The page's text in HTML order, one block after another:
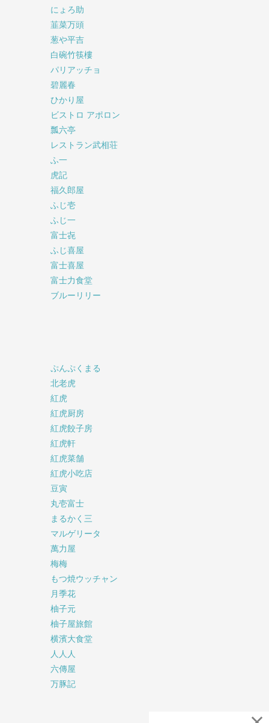
にょろ助
韮菜万頭
葱や平吉
白碗竹筷樓
パリアッチョ
碧麗春
ひかり屋
ビストロ アポロン
瓢六亭
レストラン武相荘
ふ一
虎記
福久郎屋
ふじ壱
ふじ一
富士㐂
ふじ喜屋
富士喜屋
富士力食堂
ブルーリリー
ぷんぷくまる
北老虎
紅虎
紅虎厨房
紅虎餃子房
紅虎軒
紅虎菜舗
紅虎小吃店
豆寅
丸壱富士
まるかく三
マルゲリータ
萬力屋
梅梅
もつ焼ウッチャン
月季花
柚子元
柚子屋旅館
横濱大食堂
人人人
六傳屋
万豚記